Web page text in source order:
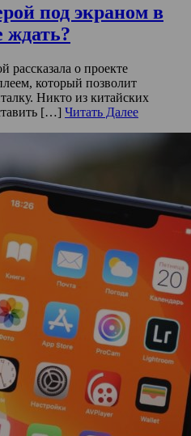
под экраном в
ждать?
рассказала о проекте
который позволит
Никто из китайских
[…] Читать Далее